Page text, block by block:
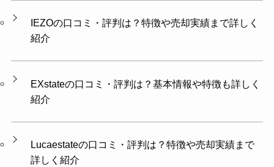
IEZOの口コミ・評判は？特徴や売却実績まで詳しく
紹介
EXstateの口コミ・評判は？基本情報や特徴も詳しく
紹介
Lucaestateの口コミ・評判は？特徴や売却実績まで
詳しく紹介